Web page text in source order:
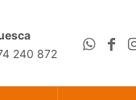
240 872